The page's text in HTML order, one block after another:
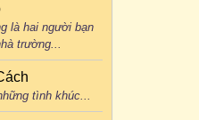
là hai người bạn
trường...
tình khúc...